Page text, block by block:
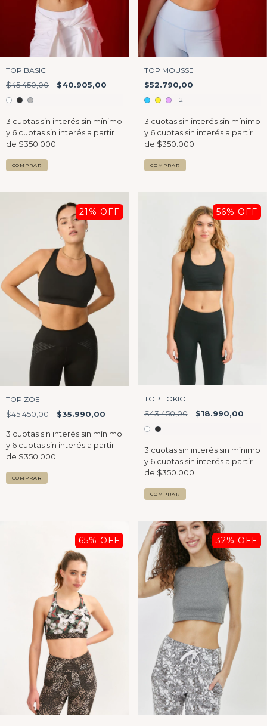
TOP BASIC
$45.450,00 $40.905,00
COMPRAR
TOP MOUSSE
$52.790,00
+2
COMPRAR
21 % OFF
TOP ZOE
$45.450,00 $35.990,00
COMPRAR
56% OFF
TOP TOKIO
$43.450,00 $18.990,00
COMPRAR
65% OFF 32% OFF